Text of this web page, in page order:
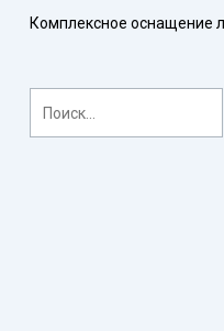
Комплексное оснащение